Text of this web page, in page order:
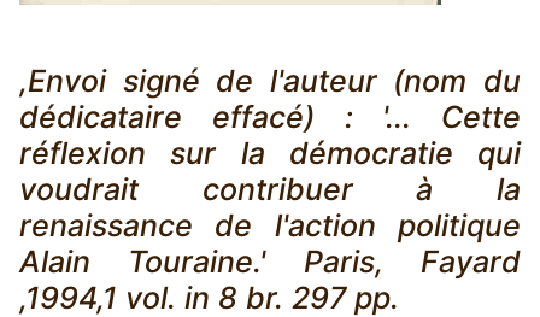
,Envoi signé de l'auteur (nom du
dédicataire effacé) : '... Cette
réflexion sur la démocratie qui
voudrait contribuer à la
renaissance de l'action politique
Alain Touraine.' Paris, Fayard
,1994,1 vol. in 8 br. 297 pp.